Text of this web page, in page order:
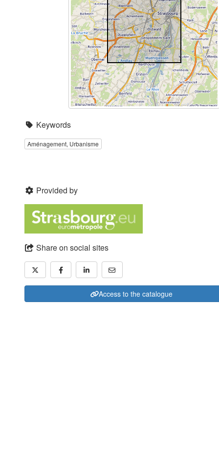
Keywords
Aménagement, Urbanisme
Provided by
Share on social sites
Access to the catalogue